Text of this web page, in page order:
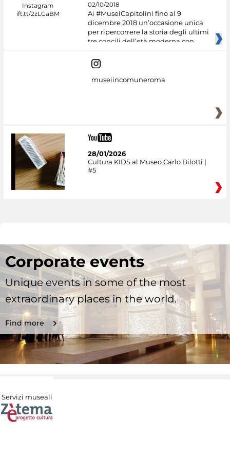
02/10/2018
Ai #MuseiCapitolini fino al 9
dicembre 2018 un’occasione unica
per ripercorrere la storia degli ultimi
tre concili dell’età moderna con
museiincomuneroma
28/01/2026
Cultura KIDS al Museo Carlo Bilotti |
#5
Corporate events
Unique events in some of the most
extraordinary places in the world.
Find more
Servizi museali